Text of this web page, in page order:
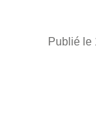
Publié le